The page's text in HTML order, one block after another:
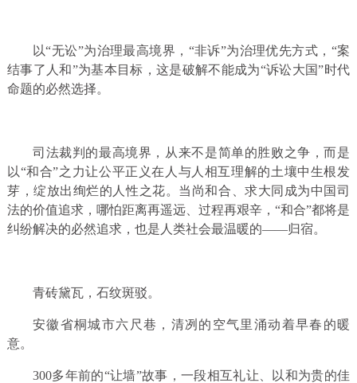
以“无讼”为治理最高境界，“非诉”为治理优先方式，“案
结事了人和”为基本目标，这是破解不能成为“诉讼大国”时代
命题的必然选择。
司法裁判的最高境界，从来不是简单的胜败之争，而是
以“和合”之力让公平正义在人与人相互理解的土壤中生根发
芽，绽放出绚烂的人性之花。当尚和合、求大同成为中国司
法的价值追求，哪怕距离再遥远、过程再艰辛，“和合”都将是
纠纷解决的必然追求，也是人类社会最温暖的——归宿。
青砖黛瓦，石纹斑驳。
安徽省桐城市六尺巷，清冽的空气里涌动着早春的暖
意。
300多年前的“让墙”故事，一段相互礼让、以和为贵的佳